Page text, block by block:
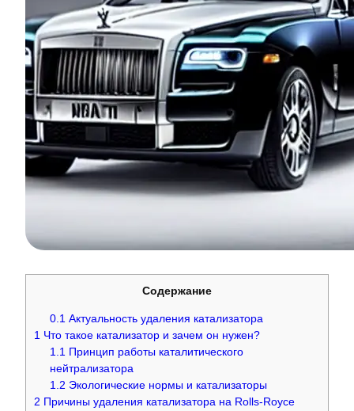
Содержание
0.1 Актуальность удаления катализатора
1 Что такое катализатор и зачем он нужен?
1.1 Принцип работы каталитического
нейтрализатора
1.2 Экологические нормы и катализаторы
2 Причины удаления катализатора на Rolls-Royce